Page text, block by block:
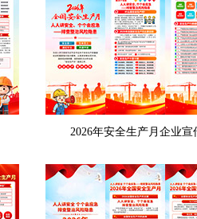
2026年安全生产月企业宣